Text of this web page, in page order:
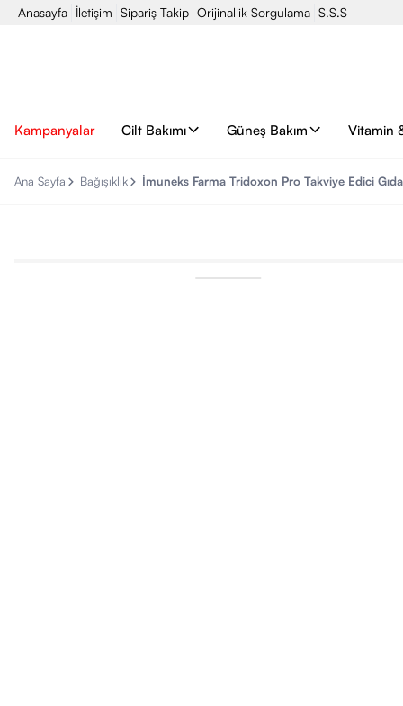
Anasayfa İletişim Sipariş Takip Orijinallik Sorgulama S.S.S
Kampanyalar Cilt Bakımı Güneş Bakım Vitamin
Ana Sayfa Bağışıklık İmuneks Farma Tridoxon Pro Takviye Edici